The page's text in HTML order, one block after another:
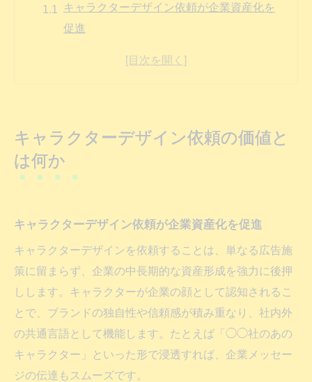
キャラクターデザイン依頼が企業資産化を
促進
キャラクターは広告消費から資産へ進化す
る
依頼前に知るべき価格相場のポイント
キャラクターデザイン依頼における相場の
基本
依頼前に知りたいフリーランスの価格感覚
企業キャラクターデザイン依頼の価格傾向
とは
キャラクターデザイン依頼の価値と
は何か
キャラクターデザイン依頼が企業資産化を促進
キャラクターデザインを依頼することは、単なる広告施
策に留まらず、企業の中長期的な資産形成を強力に後押
しします。キャラクターが企業の顔として認知されるこ
とで、ブランドの独自性や信頼感が積み重なり、社内外
の共通言語として機能します。たとえば「◯◯社のあの
キャラクター」といった形で浸透すれば、企業メッセー
ジの伝達もスムーズです。